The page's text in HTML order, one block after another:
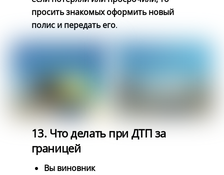
просить знакомых оформить новый
полис и передать его.
13. Что делать при ДТП за
границей
Вы виновник